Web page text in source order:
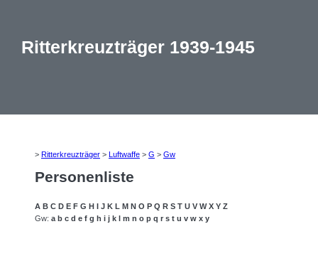
Ritterkreuzträger 1939-1945
> Ritterkreuzträger > Luftwaffe > G > Gw
Personenliste
A B C D E F G H I J K L M N O P Q R S T U V W X Y Z
Gw: a b c d e f g h i j k l m n o p q r s t u v w x y